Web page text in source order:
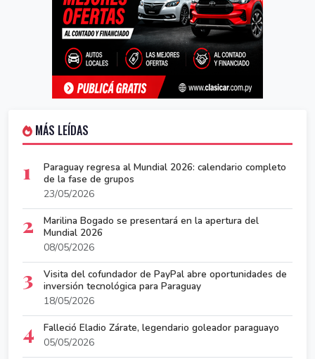
MÁS LEÍDAS
1
Paraguay regresa al Mundial 2026: calendario completo
de la fase de grupos
23/05/2026
2
Marilina Bogado se presentará en la apertura del
Mundial 2026
08/05/2026
3
Visita del cofundador de PayPal abre oportunidades de
inversión tecnológica para Paraguay
18/05/2026
4
Falleció Eladio Zárate, legendario goleador paraguayo
05/05/2026